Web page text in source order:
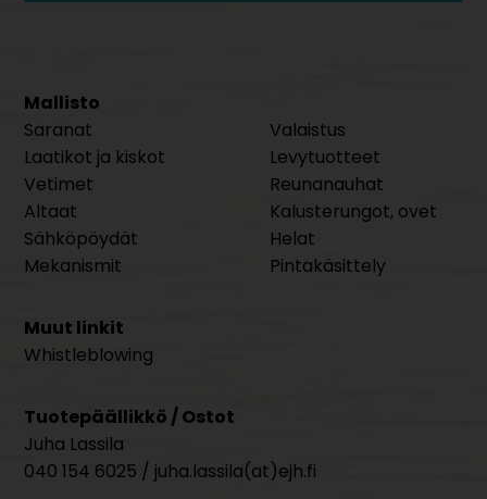
Mallisto
Saranat
Laatikot ja kiskot
Vetimet
Altaat
Sähköpöydät
Mekanismit
Valaistus
Levytuotteet
Reunanauhat
Kalusterungot, ovet
Helat
Pintakäsittely
Muut linkit
Whistleblowing
Tuotepäällikkö / Ostot
Juha Lassila
040 154 6025 / juha.lassila(at)ejh.fi